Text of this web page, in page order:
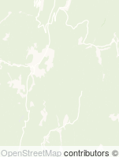
OpenStreetMapcontributors ©